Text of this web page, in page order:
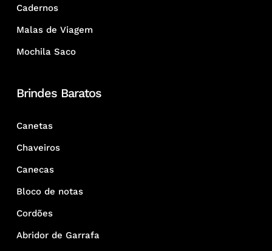
Cadernos
Malas de Viagem
Mochila Saco
Brindes Baratos
Canetas
Chaveiros
Canecas
Bloco de notas
Cordões
Abridor de Garrafa